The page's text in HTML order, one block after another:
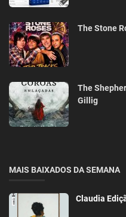
The Stone
The
Gillig
MAIS BAIXADOS DA SEMANA
Claudia